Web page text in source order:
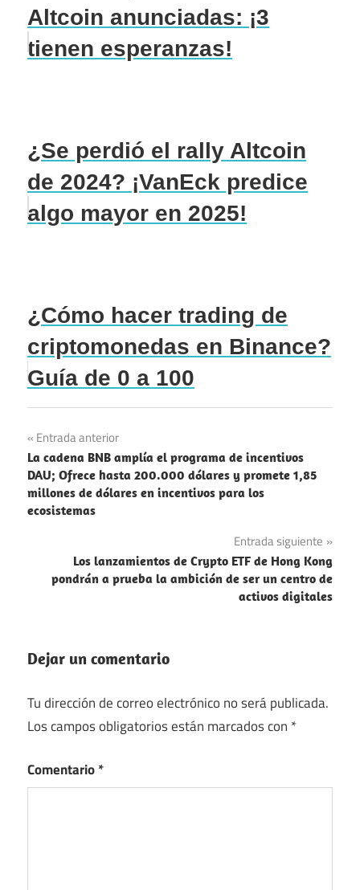
Altcoin anunciadas: ¡3
tienen esperanzas!
¿Se perdió el rally Altcoin
de 2024? ¡VanEck predice
algo mayor en 2025!
¿Cómo hacer trading de
criptomonedas en Binance?
Guía de 0 a 100
Navegación
de
entradas
Entrada anterior
La cadena BNB amplía el programa de incentivos
DAU; Ofrece hasta 200.000 dólares y promete 1,85
millones de dólares en incentivos para los
ecosistemas
Entrada siguiente
Los lanzamientos de Crypto ETF de Hong Kong
pondrán a prueba la ambición de ser un centro de
activos digitales
Dejar un comentario
Tu dirección de correo electrónico no será publicada.
Los campos obligatorios están marcados con *
Comentario*